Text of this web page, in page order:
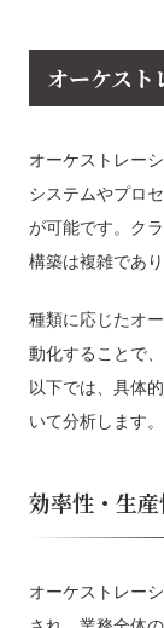
オーケスト
オーケストレー
システムやプロ
が可能です。ク
構築は複雑であ
種類に応じたオ
動化することで
以下では、具体
いて分析します。
効率性・生
オーケストレー